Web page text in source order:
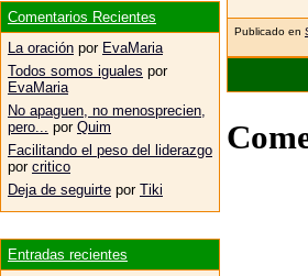
Publicado en
Comentarios Recientes
La oración por EvaMaria
Todos somos iguales por
EvaMaria
No apaguen, no menosprecien,
pero... por Quim
Facilitando el peso del liderazgo
por critico
Deja de seguirte por Tiki
Entradas recientes